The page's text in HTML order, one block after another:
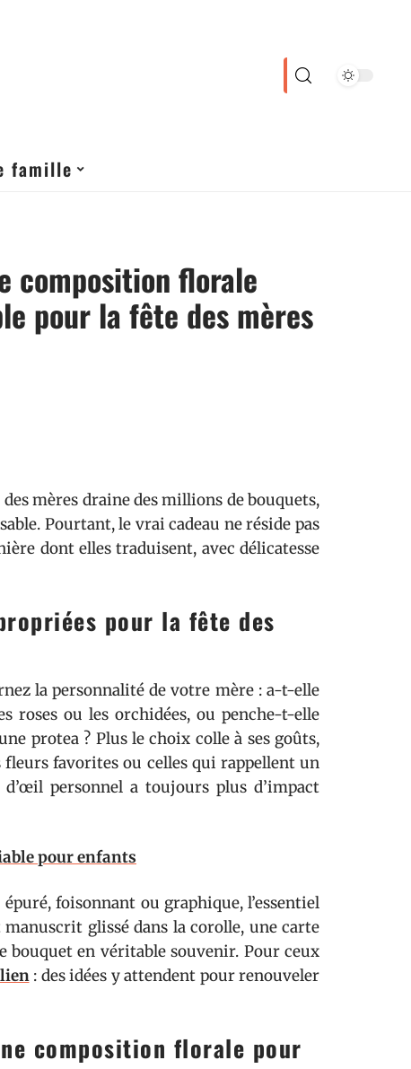
famille
composition florale
pour la fête des mères
mères draine des millions de bouquets,
Pourtant, le vrai cadeau ne réside pas
dont elles traduisent, avec délicatesse
pour la fête des
la personnalité de votre mère : a-t-elle
roses ou les orchidées, ou penche-t-elle
protea ? Plus le choix colle à ses goûts,
fleurs favorites ou celles qui rappellent un
personnel a toujours plus d’impact
pour enfants
foisonnant ou graphique, l’essentiel
glissé dans la corolle, une carte
bouquet en véritable souvenir. Pour ceux
: des idées y attendent pour renouveler
composition florale pour